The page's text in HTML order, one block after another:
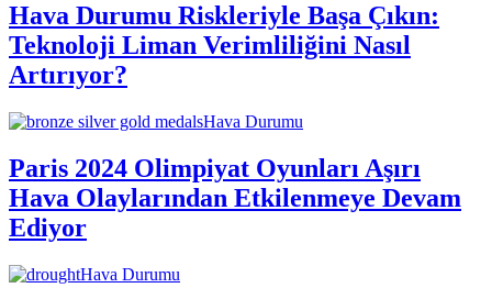
Hava Durumu Riskleriyle Başa Çıkın:
Teknoloji Liman Verimliliğini Nasıl
Artırıyor?
Hava Durumu
Paris 2024 Olimpiyat Oyunları Aşırı
Hava Olaylarından Etkilenmeye Devam
Ediyor
Hava Durumu